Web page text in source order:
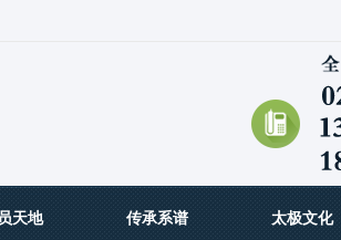
天地 传承系谱 太极文化